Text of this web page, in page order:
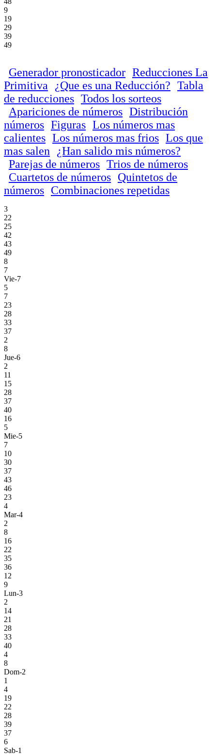
9
19
29
39
49
Generador pronosticador Reducciones La
Primitiva
¿Que es una Reducción? Tabla
de reducciones Todos los sorteos
Apariciones de números Distribución
números Figuras Los números mas
calientes Los números mas frios Los que
mas salen
¿Han salido mis números?
Parejas de números Trios de números
Cuartetos de números Quintetos de
números Combinaciones repetidas
3
22
25
42
43
49
8
7
Vie-7
5
7
23
28
33
37
2
8
Jue-6
2
11
15
28
37
40
16
5
Mie-5
7
10
30
37
43
46
23
4
Mar-4
2
8
16
22
35
36
12
9
Lun-3
2
14
21
28
33
40
4
8
Dom-2
1
4
19
22
28
39
37
6
Sab-1